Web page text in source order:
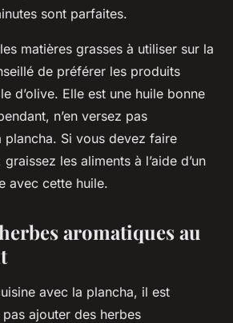
sont parfaites.
matières grasses à utiliser sur la
de préférer les produits
d’olive. Elle est une huile bonne
n’en versez pas
plancha. Si vous devez faire
graissez les aliments à l’aide d’un
avec cette huile.
aromatiques au
avec la plancha, il est
ajouter des herbes